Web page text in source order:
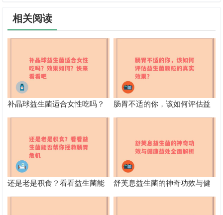
相关阅读
补晶球益生菌适合女性吃吗？
效果如何？快来看看吧
肠胃不适的你，该如何评估益
生菌颗粒的真实效果？
还是老是积食？看看益生菌能
否帮你拯救肠胃危机
舒芙息益生菌的神奇功效与健
康益处全面解析